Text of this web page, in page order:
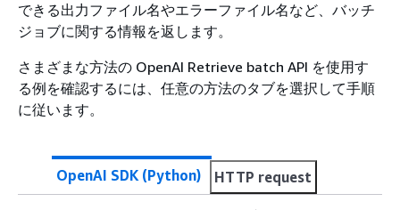
できる出力ファイル名やエラーファイル名など、バッチ
ジョブに関する情報を返します。
さまざまな方法の OpenAI Retrieve batch API を使用す
る例を確認するには、任意の方法のタブを選択して手順
に従います。
OpenAI SDK (Python) HTTP request